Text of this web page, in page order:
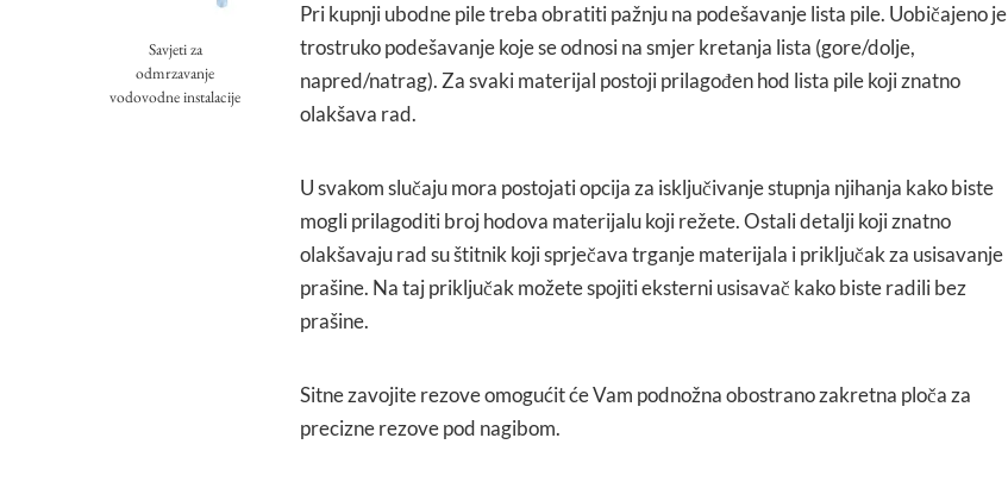
Savjeti za
odmrzavanje
vodovodne instalacije
Pri kupnji ubodne pile treba obratiti pažnju na podešavanje lista pile. Uobičajeno je
trostruko podešavanje koje se odnosi na smjer kretanja lista (gore/dolje,
napred/natrag). Za svaki materijal postoji prilagođen hod lista pile koji znatno
olakšava rad.
U svakom slučaju mora postojati opcija za isključivanje stupnja njihanja kako biste
mogli prilagoditi broj hodova materijalu koji režete. Ostali detalji koji znatno
olakšavaju rad su štitnik koji sprječava trganje materijala i priključak za usisavanje
prašine. Na taj priključak možete spojiti eksterni usisavač kako biste radili bez
prašine.
Sitne zavojite rezove omogućit će Vam podnožna obostrano zakretna ploča za
precizne rezove pod nagibom.